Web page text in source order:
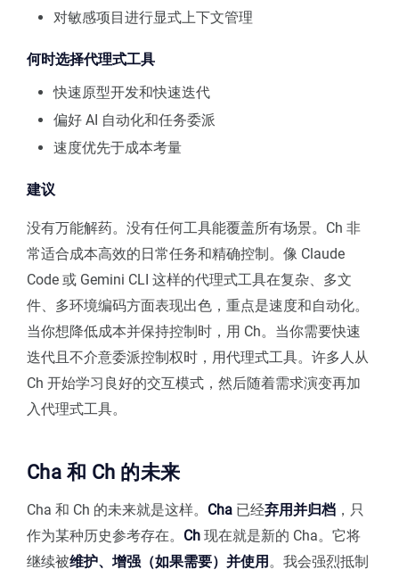
对敏感项目进行显式上下文管理
何时选择代理式工具
快速原型开发和快速迭代
偏好 AI 自动化和任务委派
速度优先于成本考量
建议
没有万能解药。没有任何工具能覆盖所有场景。Ch 非
常适合成本高效的日常任务和精确控制。像 Claude
Code 或 Gemini CLI 这样的代理式工具在复杂、多文
件、多环境编码方面表现出色，重点是速度和自动化。
当你想降低成本并保持控制时，用 Ch。当你需要快速
迭代且不介意委派控制权时，用代理式工具。许多人从
Ch 开始学习良好的交互模式，然后随着需求演变再加
入代理式工具。
Cha 和 Ch 的未来
Cha 和 Ch 的未来就是这样。 Cha 已经弃用并归档 ，只
作为某种历史参考存在。 Ch 现在就是新的 Cha。它将
继续被维护、增强（如果需要）并使用 。我会强烈抵制